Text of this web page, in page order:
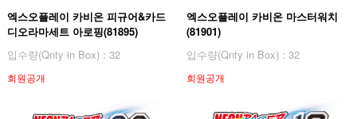
엑스오플레이 카비온 피규어&카드
디오라마세트 아로핑(81895)
입수량(Qnty in Box) : 32
회원공개
엑스오플레이 카비온 마스터워치
(81901)
입수량(Qnty in Box) : 32
회원공개